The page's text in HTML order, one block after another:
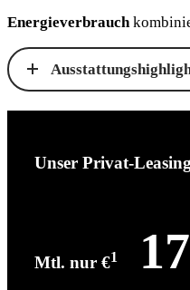
Energieverbrauch
Unser Privat-
Mtl. nur €1